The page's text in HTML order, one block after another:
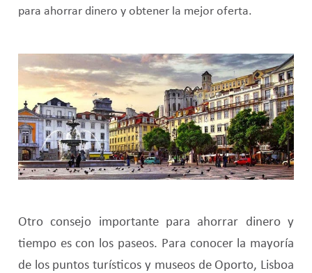
para ahorrar dinero y obtener la mejor oferta.
Otro consejo importante para ahorrar dinero y
tiempo es con los paseos. Para conocer la mayoría
de los puntos turísticos y museos de Oporto, Lisboa